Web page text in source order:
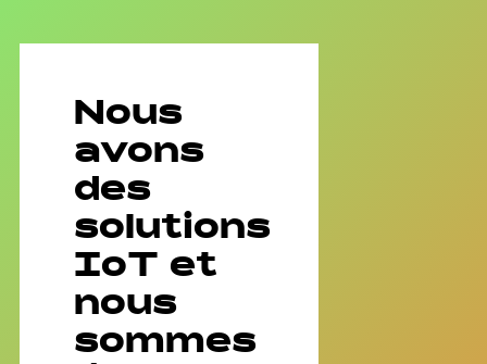
Nous
avons
des
solutions
IoT et
nous
sommes